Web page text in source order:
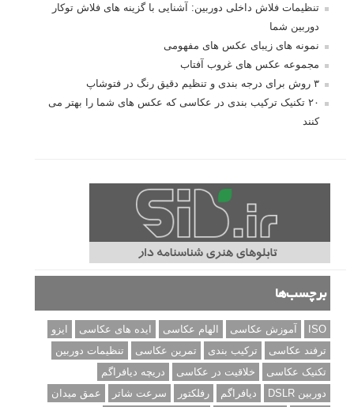
تنظیمات فلاش داخلی دوربین: آشنایی با گزینه های فلاش توکار
دوربین شما
نمونه های زیبای عکس های مفهومی
مجموعه عکس های غروب آفتاب
۳ روش برای درجه بندی و تنظیم دقیق رنگ در فتوشاپ
۲۰ تکنیک ترکیب بندی در عکاسی که عکس های شما را بهتر می
کنند
برچسب‌ها
ISO آموزش عکاسی الهام عکاسی ایده های عکاسی
ایزو
ترفند عکاسی
ترکیب بندی تمرین عکاسی
تنظیمات دوربین
تکنیک عکاسی
خلاقیت در عکاسی
دریچه دیافراگم
دوربین DSLR
دیافراگم رفلکتور سرعت شاتر
عمق میدان